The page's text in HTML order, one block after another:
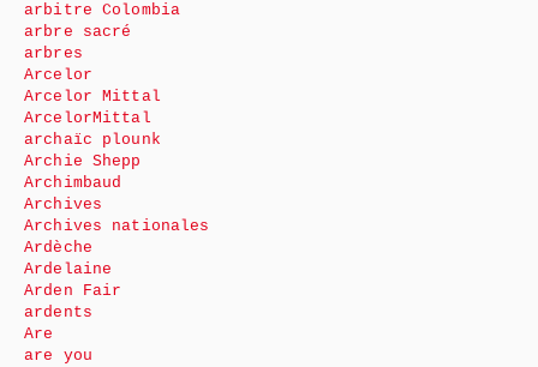
arbitre Colombia
arbre sacré
arbres
Arcelor
Arcelor Mittal
ArcelorMittal
archaïc plounk
Archie Shepp
Archimbaud
Archives
Archives nationales
Ardèche
Ardelaine
Arden Fair
ardents
Are
are you